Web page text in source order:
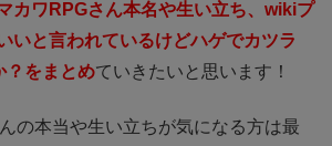
カワRPGさん本名や生い立ち、wikiプ
いと言われているけどハゲでカツラ
？をまとめていきたいと思います！
の本当や生い立ちが気になる方は最